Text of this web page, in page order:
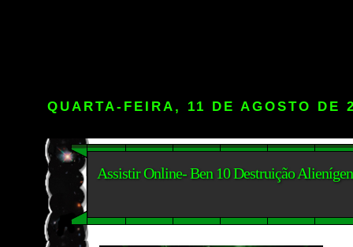
QUARTA-FEIRA, 11 DE AGOSTO DE
Assistir Online- Ben 10 Destruição